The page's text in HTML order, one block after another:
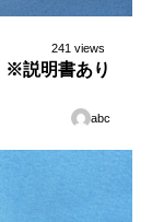
241 views
説明書あり
abc